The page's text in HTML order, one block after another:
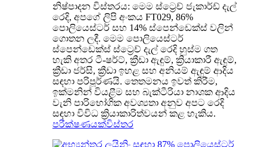
නිෂ්පාදන විස්තරය: මෙම ස්ට්‍රෙච් ජැකාර්ඩ් දැල්
රෙදි, අපගේ ලිපි අංකය FT029, 86%
පොලියෙස්ටර් සහ 14% ස්පෙන්ඩෙක්ස් වලින්
ගොතන ලදී. මෙම පොලියෙස්ටර්
ස්පෙන්ඩෙක්ස් ස්ට්‍රෙච් දැල් රෙදි හුස්ම ගත
හැකි අතර ටී-ෂර්ට්, ක්‍රීඩා ඇඳුම්, ක්‍රියාකාරී ඇඳුම්,
ක්‍රීඩා ජර්සි, ක්‍රීඩා ඉහළ සහ අනියම් ඇඳුම් ආදිය
සඳහා පරිපූර්ණයි. තෙතමනය ඉවත් කිරීම,
ඉක්මනින් වියළීම සහ බැක්ටීරියා නාශක ආදිය
වැනි පාරිභෝගික අවශ්‍යතා අනුව අපට රෙදි
සඳහා විවිධ ක්‍රියාකාරිත්වයන් කළ හැකිය.
පරීක්ෂණයක්විස්තර